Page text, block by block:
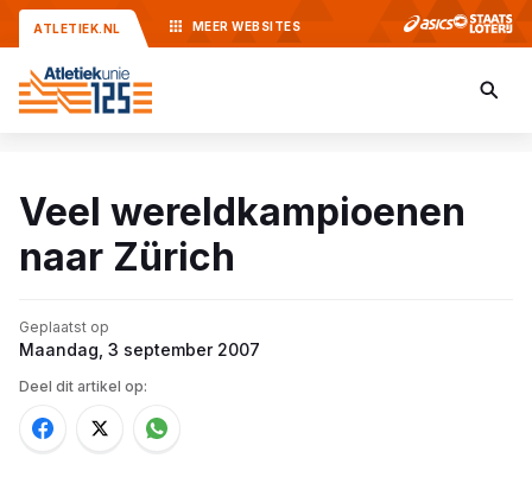
ATLETIEK.NL MEER WEBSITES
Veel wereldkampioenen
naar Zürich
Geplaatst op
Maandag, 3 september 2007
Deel dit artikel op: